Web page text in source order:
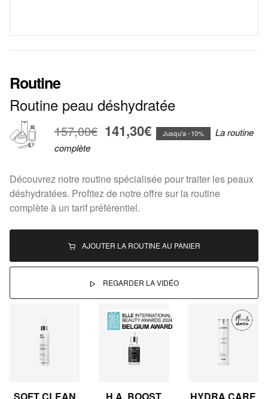
Routine
Routine peau déshydratée
157,00€ 141,30€ Jusqu'a -10%
La routine
complète
Découvrez notre routine spécialisée pour traiter les peaux
déshydratées. Profitez de notre offre sur la routine
complète à un tarif préférentiel.
AJOUTER LA ROUTINE AU PANIER
REGARDER LA VIDÉO
SOFT CLEAN H.A. BOOST HYDRA CARE